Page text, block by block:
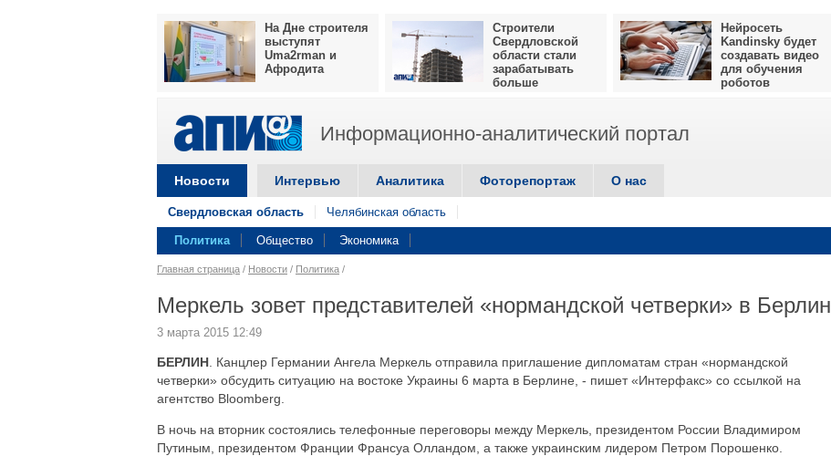
На Дне строителя
выступят
Uma2rman и
Афродита
Строители
Свердловской
области стали
зарабатывать
больше
Нейросеть
Kandinsky будет
создавать видео
для обучения
роботов
Информационно-аналитический портал
Новости Интервью Аналитика Фоторепортаж О нас
Свердловская область Челябинская область
Политика Общество Экономика
Главная страница / Новости / Политика /
Меркель зовет представителей «нормандской четверки» в Берлин
3 марта 2015 12:49
БЕРЛИН . Канцлер Германии Ангела Меркель отправила приглашение дипломатам стран «нормандской
четверки» обсудить ситуацию на востоке Украины 6 марта в Берлине, - пишет «Интерфакс» со ссылкой на
агентство Bloomberg.
В ночь на вторник состоялись телефонные переговоры между Меркель, президентом России Владимиром
Путиным, президентом Франции Франсуа Олландом, а также украинским лидером Петром Порошенко.